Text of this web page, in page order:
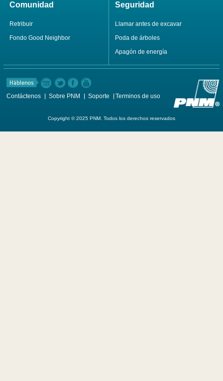
Comunidad
Retribuir
Fondo Good Neighbor
Seguridad
Llamar antes de excavar
Poda de árboles
Apagón de energía
Contáctenos Sobre PNM Soporte Terminos de uso
Copyright © 2025 PNM. Todos los derechos reservados